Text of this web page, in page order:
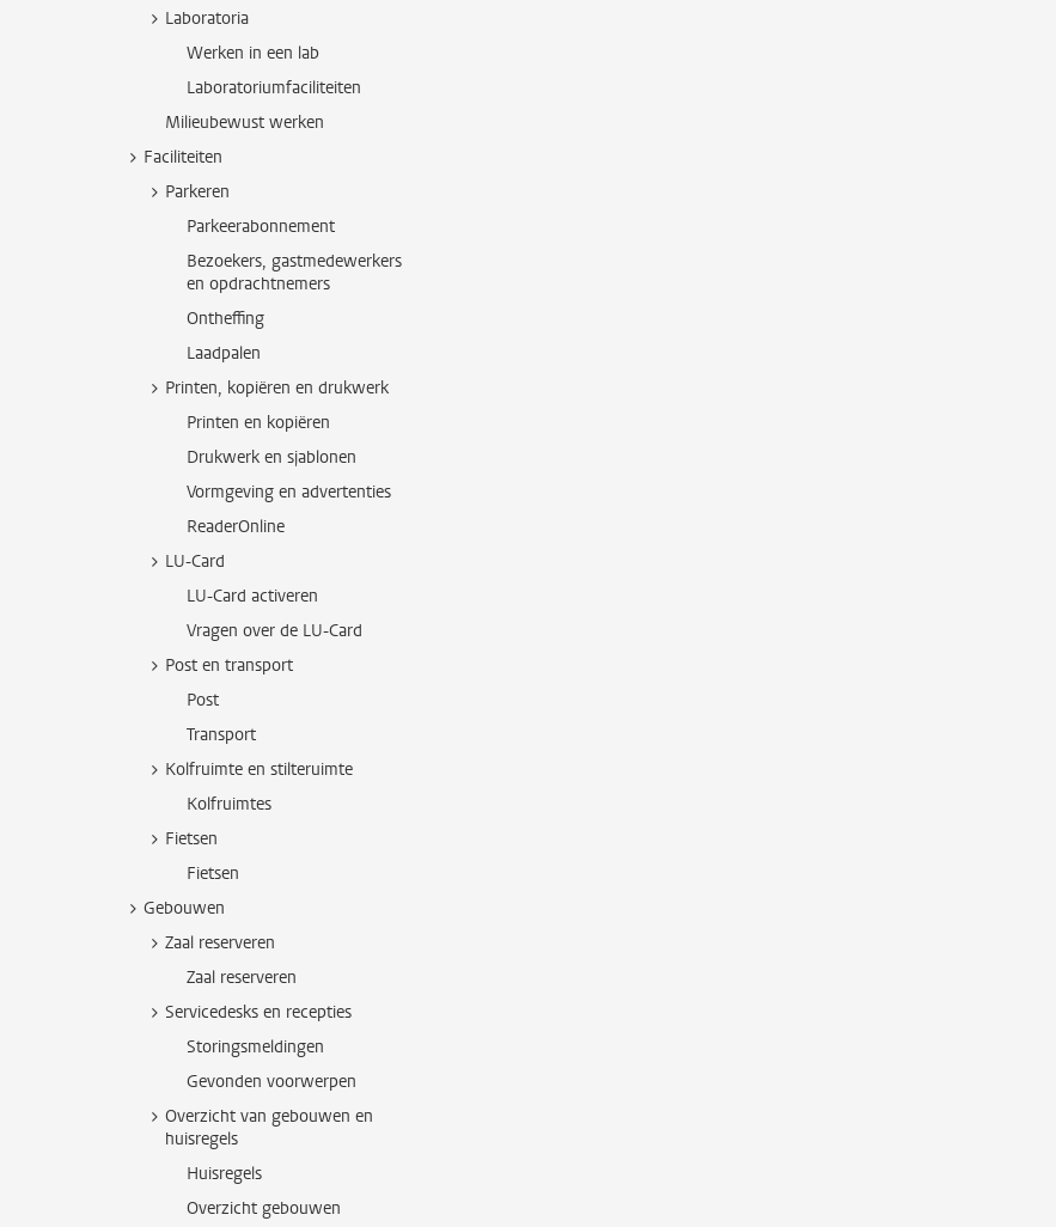
Laboratoria
Werken in een lab
Laboratoriumfaciliteiten
Milieubewust werken
Faciliteiten
Parkeren
Parkeerabonnement
Bezoekers, gastmedewerkers
en opdrachtnemers
Ontheffing
Laadpalen
Printen, kopiëren en drukwerk
Printen en kopiëren
Drukwerk en sjablonen
Vormgeving en advertenties
ReaderOnline
LU-Card
LU-Card activeren
Vragen over de LU-Card
Post en transport
Post
Transport
Kolfruimte en stilteruimte
Kolfruimtes
Fietsen
Fietsen
Gebouwen
Zaal reserveren
Zaal reserveren
Servicedesks en recepties
Storingsmeldingen
Gevonden voorwerpen
Overzicht van gebouwen en
huisregels
Huisregels
Overzicht gebouwen